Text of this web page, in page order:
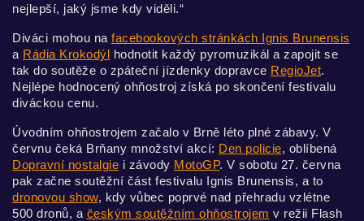
nejlepší, jaký jsme kdy viděli.“
Diváci mohou na facebookových stránkách Ignis Brunensis
a Rádia Krokodýl hodnotit každý pyromuzikál a zapojit se
tak do soutěže o zpáteční jízdenky dopravce RegioJet.
Nejlépe hodnocený ohňostroj získá po skončení festivalu
diváckou cenu.
Úvodním ohňostrojem začalo v Brně léto plné zábavy. V
červnu čeká Brňany množství akcí: Den policie, oblíbená
Dopravní nostalgie i závody MotoGP. V sobotu 27. června
pak začne soutěžní část festivalu Ignis Brunensis, a to
dronovou show, kdy vůbec poprvé nad přehradu vzlétne
500 dronů, a českým soutěžním ohňostrojem v režii Flash